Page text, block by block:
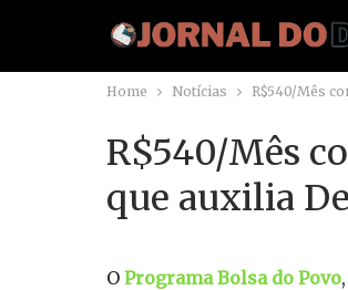
Home Notícias R$540/Mês
R$540/Mês
que auxilia
O Programa Bolsa do Povo